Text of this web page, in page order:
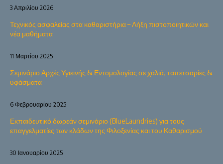
Τεχνικός ασφαλείας στα καθαριστήρια – Λήξη πιστοποιητικών και
νέα μαθήματα
3 Απριλίου 2026
Σεμινάριο Αρχές Υγιεινής & Εντομολογίας σε χαλιά, ταπετσαρίες &
υφάσματα
11 Μαρτίου 2025
Εκπαιδευτικό δωρεάν σεμινάριο (BlueLaundries) για τους
επαγγελματίες των κλάδων της Φιλοξενίας και του Καθαρισμού
6 Φεβρουαρίου 2025
30 Ιανουαρίου 2025